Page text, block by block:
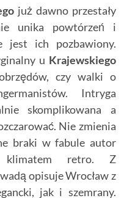
już dawno przestały
unika powtórzeń i
ich pozbawiony.
u Krajewskiego
czy walki o
Intryga
skomplikowana a
Nie zmienia
braki w fabule autor
klimatem retro. Z
opisuje Wrocław z
jak i szemrany.